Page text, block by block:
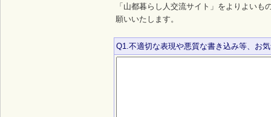
「山都暮らし人交流サイト」をよりよい
願いいたします。
Q1.不適切な表現や悪質な書き込み等、お